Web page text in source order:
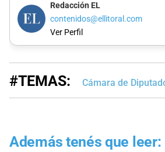
Redacción EL
contenidos@ellitoral.com
Ver Perfil
#TEMAS: Cámara de
Además tenés que leer: